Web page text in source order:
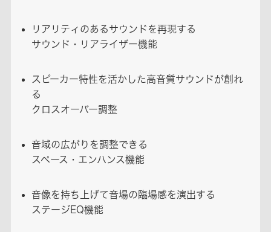
リアリティのあるサウンドを再現する
サウンド・リアライザー機能
スピーカー特性を活かした高音質サウンドが創れ
る
クロスオーバー調整
音域の広がりを調整できる
スペース・エンハンス機能
音像を持ち上げて音場の臨場感を演出する
ステージEQ機能